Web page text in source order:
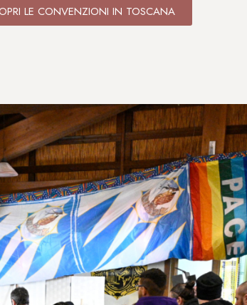
LE CONVENZIONI IN TOSCANA